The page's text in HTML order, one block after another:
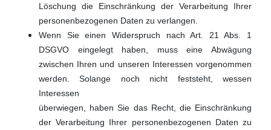
Löschung die Einschränkung der Verarbeitung Ihrer
personenbezogenen Daten zu verlangen.
Wenn Sie einen Widerspruch nach Art. 21 Abs. 1
DSGVO eingelegt haben, muss eine Abwägung
zwischen Ihren und unseren Interessen vorgenommen
werden. Solange noch nicht feststeht, wessen
Interessen
überwiegen, haben Sie das Recht, die Einschränkung
der Verarbeitung Ihrer personenbezogenen Daten zu